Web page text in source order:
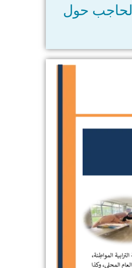
الحاجب حول